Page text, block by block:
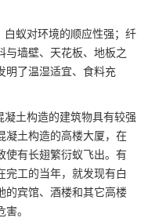
蚁对环境的顺应性强；纤
与墙壁、天花板、地板之
明了温湿适宜、食料充
土构造的建筑物具有较强
凝土构造的高楼大厦，在
使有长翅繁衍蚁飞出。有
完工的当年，就发现有白
的宾馆、酒楼和其它高楼
。